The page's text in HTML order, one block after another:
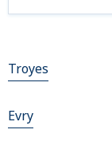
Troyes
Evry